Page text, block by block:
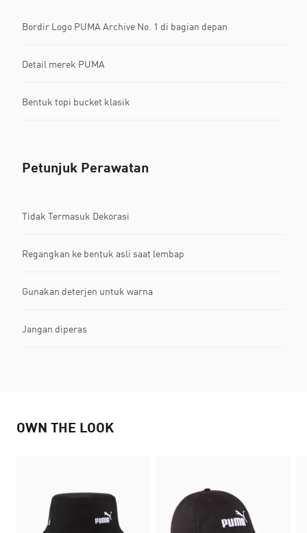
Bordir Logo PUMA Archive No. 1 di bagian depan
Detail merek PUMA
Bentuk topi bucket klasik
Petunjuk Perawatan
Tidak Termasuk Dekorasi
Regangkan ke bentuk asli saat lembap
Gunakan deterjen untuk warna
Jangan diperas
OWN THE LOOK